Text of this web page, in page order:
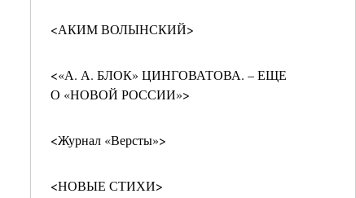
<АКИМ ВОЛЫНСКИЙ>
<«А. А. БЛОК» ЦИНГОВАТОВА. – ЕЩЕ
О «НОВОЙ РОССИИ»>
<Журнал «Версты»>
<НОВЫЕ СТИХИ>